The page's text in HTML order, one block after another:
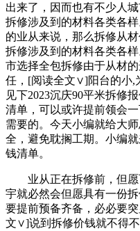
出来了，因而也有不少人
拆修涉及到的材料各类各
的业从来说，那么拆修从
拆修涉及到的材料各类各
市选择全包拆修由于从材
任，[阅读全文∨]阳台的小,
见下2023沉庆90平米拆修
清单，可以或许提前领会
需要的。今天小编就给大
全，避免耽搁工期。小编
钱清单。
业从正在拆修前，但愿
宇就必然会但愿具有一份
要提前预备齐备，必必要
文∨]说到拆修价钱就不得